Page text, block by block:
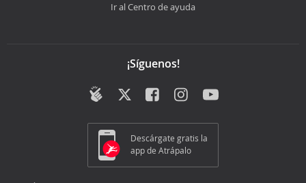
Ir al Centro de ayuda
¡Síguenos!
Descárgate gratis la
app de Atrápalo